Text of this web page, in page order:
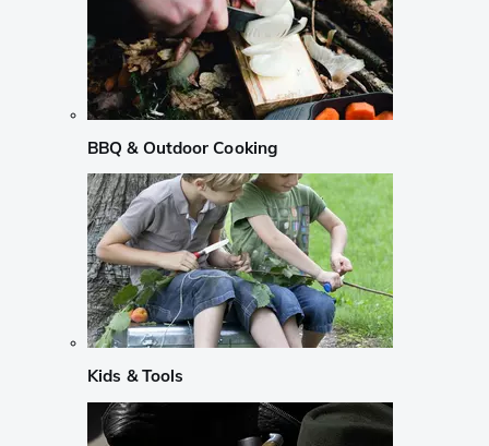
BBQ & Outdoor Cooking
Kids & Tools